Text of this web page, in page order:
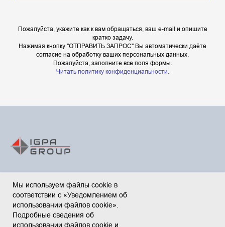
Пожалуйста, укажите как к вам обращаться, ваш e-mail и опишите
кратко задачу.
Нажимая кнопку "ОТПРАВИТЬ ЗАПРОС" Вы автоматически даёте
согласие на обработку ваших персональных данных.
Пожалуйста, заполните все поля формы.
Читать политику конфиденциальности.
© 2019-2025 IGPA Group.
Стратегия развития бизнеса,
от идей к бренду.
Мы используем файлы cookie в
соответствии с «Уведомлением об
использовании файлов cookie».
Подробные сведения об
использовании файлов cookie и